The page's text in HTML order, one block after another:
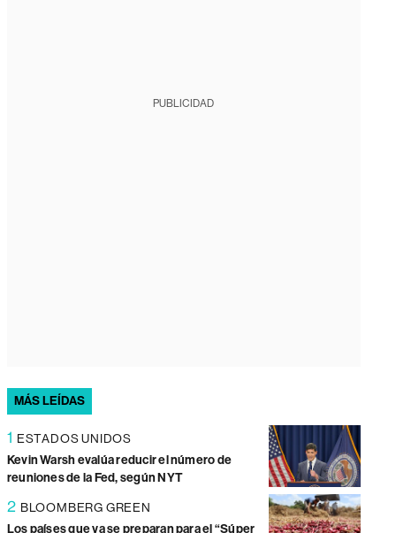
PUBLICIDAD
MÁS LEÍDAS
1 ESTADOS UNIDOS
Kevin Warsh evalúa reducir el número de
reuniones de la Fed, según NYT
2 BLOOMBERG GREEN
Los países que ya se preparan para el “Súper